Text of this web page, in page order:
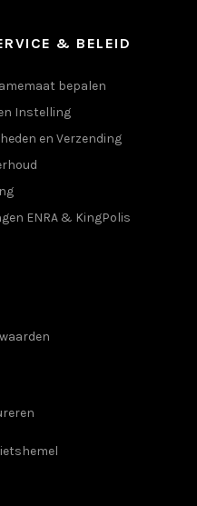
& BELEID
bepalen
Instelling
en Verzending
ENRA & KingPolis